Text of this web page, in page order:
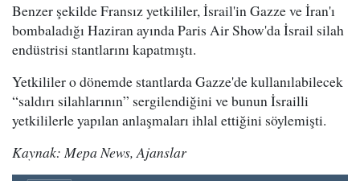
Benzer şekilde Fransız yetkililer, İsrail'in Gazze ve İran'ı
bombaladığı Haziran ayında Paris Air Show'da İsrail silah
endüstrisi stantlarını kapatmıştı.
Yetkililer o dönemde stantlarda Gazze'de kullanılabilecek
“saldırı silahlarının” sergilendiğini ve bunun İsrailli
yetkililerle yapılan anlaşmaları ihlal ettiğini söylemişti.
Kaynak: Mepa News, Ajanslar